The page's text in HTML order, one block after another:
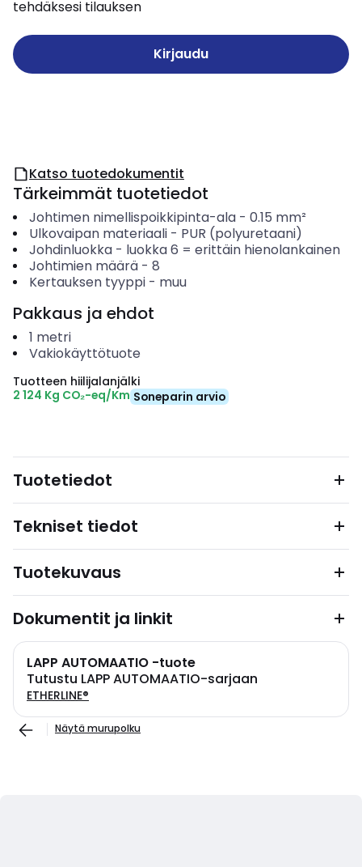
tehdäksesi tilauksen
Kirjaudu
Katso tuotedokumentit
Tärkeimmät tuotetiedot
Johtimen nimellispoikkipinta-ala- 0.15 mm²
Ulkovaipan materiaali- PUR (polyuretaani)
Johdinluokka- luokka 6 = erittäin hienolankainen
Johtimien määrä- 8
Kertauksen tyyppi- muu
Pakkaus ja ehdot
1 metri
Vakiokäyttötuote
Tuotteen hiilijalanjälki
2 124 Kg CO₂-eq/Km Soneparin arvio
Tuotetiedot
Tekniset tiedot
Tuotekuvaus
Dokumentit ja linkit
LAPP AUTOMAATIO -tuote
Tutustu LAPP AUTOMAATIO-sarjaan
ETHERLINE®
Näytä murupolku